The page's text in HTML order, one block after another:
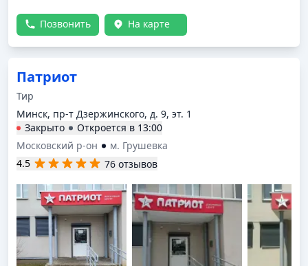
и извинений. Мне нужен определенный день, а не
любой другой, именно поэтому я ЗАРАНЕЕ звонила и
всё уточняла. Отвратительное обслуживание,
которое не рекомендую никому.
Позвонить На карте
Патриот
Тир
Минск, пр-т Дзержинского, д. 9, эт. 1
Закрыто
Откроется в 13:00
Московский р-он
м. Грушевка
4.5
76 отзывов